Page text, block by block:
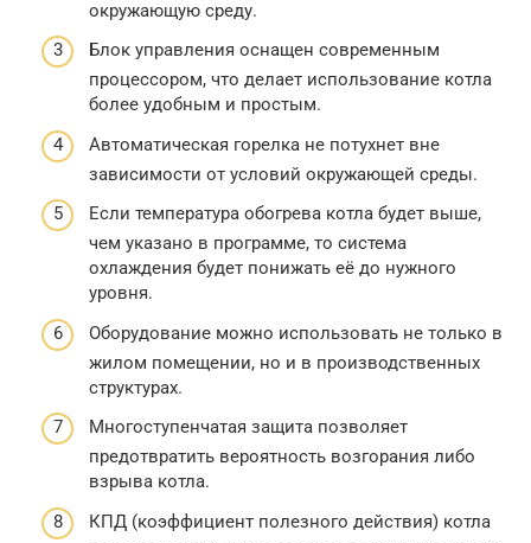
окружающую среду.
Блок управления оснащен современным
процессором, что делает использование котла
более удобным и простым.
Автоматическая горелка не потухнет вне
зависимости от условий окружающей среды.
Если температура обогрева котла будет выше,
чем указано в программе, то система
охлаждения будет понижать её до нужного
уровня.
Оборудование можно использовать не только в
жилом помещении, но и в производственных
структурах.
Многоступенчатая защита позволяет
предотвратить вероятность возгорания либо
взрыва котла.
КПД (коэффициент полезного действия) котла